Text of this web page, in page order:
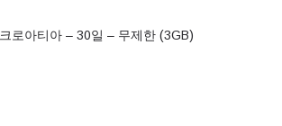
크로아티아 – 30일 – 무제한 (3GB)